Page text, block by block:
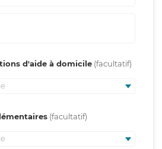
d'aide à domicile